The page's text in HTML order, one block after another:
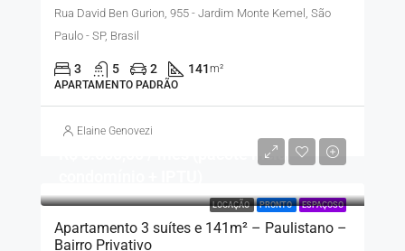
Rua David Ben Gurion, 955 - Jardim Monte Kemel, São
Paulo - SP, Brasil
3 5 2 141m²
APARTAMENTO PADRÃO
Elaine Genovezi
LOCAÇÃO PRONTO ESPAÇOSO
R$ 8.500,00 / mês (pacote inclui
Apartamento 3 suítes e 141m² – Paulistano –
Bairro Privativo